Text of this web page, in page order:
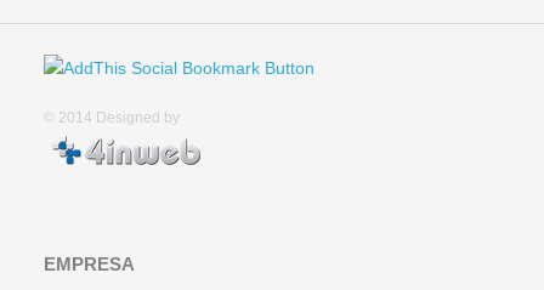
© 2014 Designed by
EMPRESA